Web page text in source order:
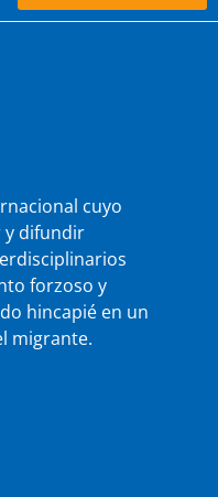
cuyo
y difundir
forzoso y
hincapié en un
migrante.